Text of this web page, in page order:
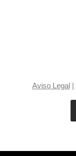
Aviso Legal|